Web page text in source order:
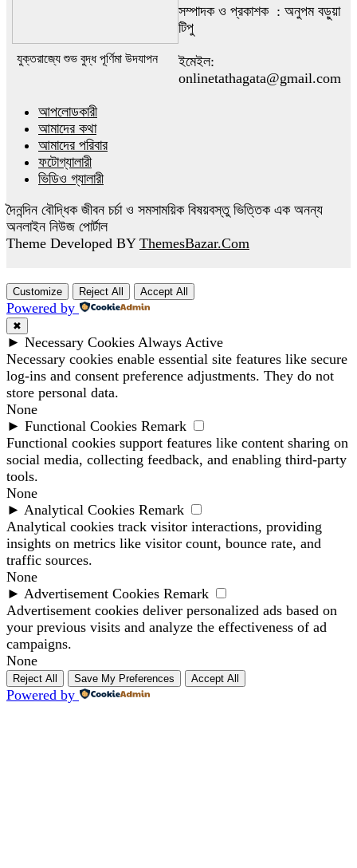
যুক্তরাজ্যে শুভ বুদ্ধ পূর্ণিমা উদযাপন
সম্পাদক ও প্রকাশক : অনুপম বড়ুয়া
টিপু
ইমেইল:
onlinetathagata@gmail.com
আপলোডকারী
আমাদের কথা
আমাদের পরিবার
ফটোগ্যালারী
ভিডিও গ্যালারী
দৈনন্দিন বৌদ্ধিক জীবন চর্চা ও সমসাময়িক বিষয়বস্তু ভিত্তিক এক অনন্য
অনলাইন নিউজ পোর্টাল
Theme Developed BY ThemesBazar.Com
Customize Reject All Accept All
Powered by
✖
► Necessary Cookies Always Active
Necessary cookies enable essential site features like secure
log-ins and consent preference adjustments. They do not
store personal data.
None
► Functional Cookies Remark
Functional cookies support features like content sharing on
social media, collecting feedback, and enabling third-party
tools.
None
► Analytical Cookies Remark
Analytical cookies track visitor interactions, providing
insights on metrics like visitor count, bounce rate, and
traffic sources.
None
► Advertisement Cookies Remark
Advertisement cookies deliver personalized ads based on
your previous visits and analyze the effectiveness of ad
campaigns.
None
Reject All Save My Preferences Accept All
Powered by